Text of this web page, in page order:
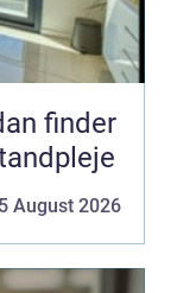
August 2026